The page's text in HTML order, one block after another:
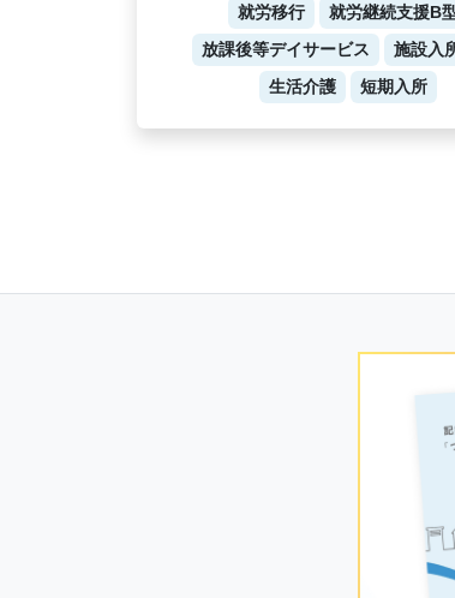
就労移行
就労継続支援B
放課後等デイサービス
施設入
生活介護
短期入所